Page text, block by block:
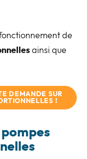
de
ainsi que
DEMANDE SUR
!